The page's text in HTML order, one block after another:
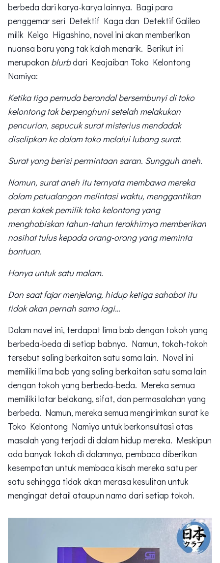
berbeda dari karya-karya lainnya. Bagi para
penggemar seri Detektif Kaga dan Detektif Galileo
milik Keigo Higashino, novel ini akan memberikan
nuansa baru yang tak kalah menarik. Berikut ini
merupakan blurbdari Keajaiban Toko Kelontong
Namiya:
Ketika tiga pemuda berandal bersembunyi di toko
kelontong tak berpenghuni setelah melakukan
pencurian, sepucuk surat misterius mendadak
diselipkan ke dalam toko melalui lubang surat.
Surat yang berisi permintaan saran. Sungguh aneh.
Namun, surat aneh itu ternyata membawa mereka
dalam petualangan melintasi waktu, menggantikan
peran kakek pemilik toko kelontong yang
menghabiskan tahun-tahun terakhirnya memberikan
nasihat tulus kepada orang-orang yang meminta
bantuan.
Hanya untuk satu malam.
Dan saat fajar menjelang, hidup ketiga sahabat itu
tidak akan pernah sama lagi…
Dalam novel ini, terdapat lima bab dengan tokoh yang
berbeda-beda di setiap babnya. Namun, tokoh-tokoh
tersebut saling berkaitan satu sama lain. Novel ini
memiliki lima bab yang saling berkaitan satu sama lain
dengan tokoh yang berbeda-beda. Mereka semua
memiliki latar belakang, sifat, dan permasalahan yang
berbeda. Namun, mereka semua mengirimkan surat ke
Toko Kelontong Namiya untuk berkonsultasi atas
masalah yang terjadi di dalam hidup mereka. Meskipun
ada banyak tokoh di dalamnya, pembaca diberikan
kesempatan untuk membaca kisah mereka satu per
satu sehingga tidak akan merasa kesulitan untuk
mengingat detail ataupun nama dari setiap tokoh.